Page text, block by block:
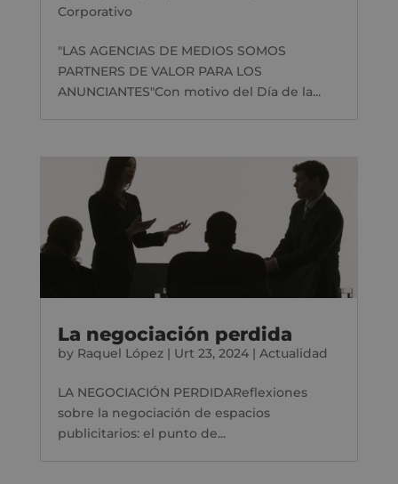
Corporativo
"LAS AGENCIAS DE MEDIOS SOMOS
PARTNERS DE VALOR PARA LOS
ANUNCIANTES"Con motivo del Día de la...
La negociación perdida
by Raquel López| Urt 23, 2024| Actualidad
LA NEGOCIACIÓN PERDIDAReflexiones
sobre la negociación de espacios
publicitarios: el punto de...